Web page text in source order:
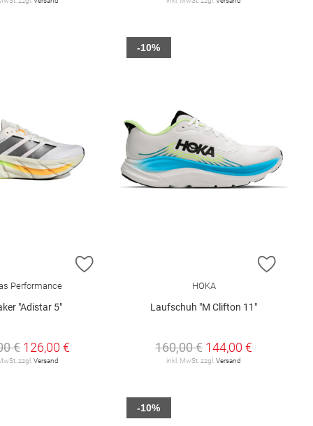
HINZUFÜGEN
Performance
"Adistar 5"
€ 126,00 €
zzgl.Versand
ZUR
HOKA
Laufschuh "M Clifton 11"
160,00 € 144,00 €
inkl. MwSt. zzgl.Versand
-10%
-10%